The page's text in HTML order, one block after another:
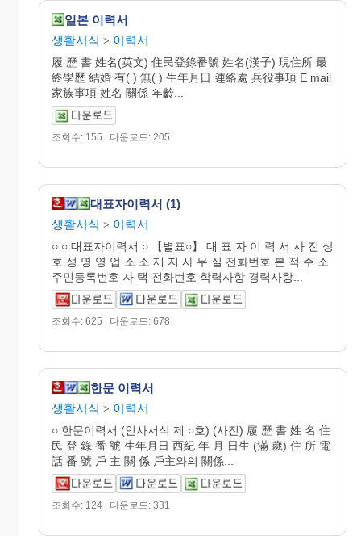
일본 이력서
생활서식 > 이력서
履 歷 書 姓名(英文) 住民登錄番號 姓名(漢子) 現住所 最
終學歷 結婚 有( ) 無( ) 生年月日 連絡處 兵役事項 E mail
家族事項 姓名 關係 年齡...
조회수: 155 | 다운로드: 205
대표자이력서 (1)
생활서식 > 이력서
○ ○ 대표자이력서 ○ 【별표○】 대 표 자 이 력 서 사 진 상
호 성 명 영 업 소 소 재 지 사 무 실 전화번호 본 적 주 소
주민등록번호 자 택 전화번호 학력사항 경력사항...
조회수: 625 | 다운로드: 678
한문 이력서
생활서식 > 이력서
○ 한문이력서 (인사서식 제 ○호) (사진) 履 歷 書 姓 名 住
民 登 錄 番 號 生年月日 西紀 年 月 日生 (滿 歲) 住 所 電
話 番 號 戶 主 關 係 戶主와의 關係...
조회수: 124 | 다운로드: 331